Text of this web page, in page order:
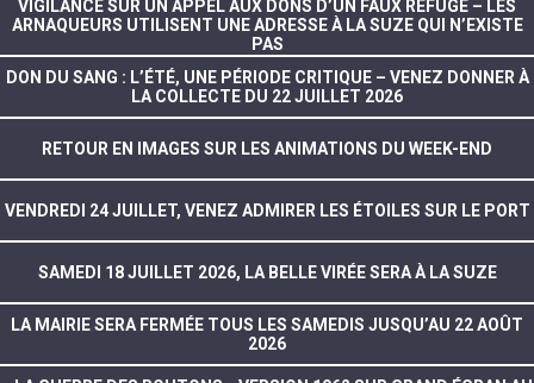
VIGILANCE SUR UN APPEL AUX DONS D’UN FAUX REFUGE – LES
ARNAQUEURS UTILISENT UNE ADRESSE À LA SUZE QUI N’EXISTE
PAS
DON DU SANG : L’ÉTÉ, UNE PÉRIODE CRITIQUE – VENEZ DONNER À
LA COLLECTE DU 22 JUILLET 2026
RETOUR EN IMAGES SUR LES ANIMATIONS DU WEEK-END
VENDREDI 24 JUILLET, VENEZ ADMIRER LES ÉTOILES SUR LE PORT
SAMEDI 18 JUILLET 2026, LA BELLE VIRÉE SERA À LA SUZE
LA MAIRIE SERA FERMÉE TOUS LES SAMEDIS JUSQU’AU 22 AOÛT
2026